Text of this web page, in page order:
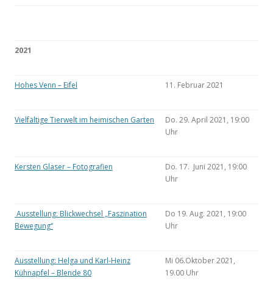
2021
Hohes Venn – Eifel 11. Februar 2021
Vielfältige Tierwelt im heimischen Garten
Do. 29. April 2021, 19:00
Uhr
Kersten Glaser – Fotografien
Do. 17. Juni 2021, 19:00
Uhr
Ausstellung: Blickwechsel „Faszination
Bewegung“
Do 19. Aug. 2021, 19:00
Uhr
Ausstellung: Helga und Karl-Heinz
Kühnapfel – Blende 80
Mi 06.Oktober 2021,
19.00 Uhr